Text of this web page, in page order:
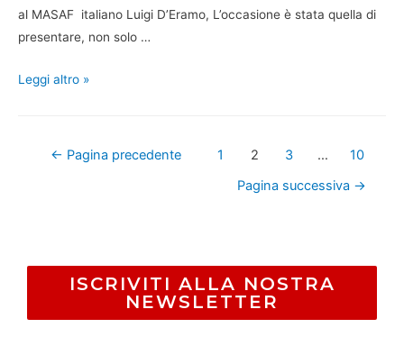
al MASAF italiano Luigi D’Eramo, L’occasione è stata quella di
presentare, non solo …
Leggi altro »
← Pagina precedente 1 2 3 …
10
Pagina successiva →
ISCRIVITI ALLA NOSTRA
NEWSLETTER